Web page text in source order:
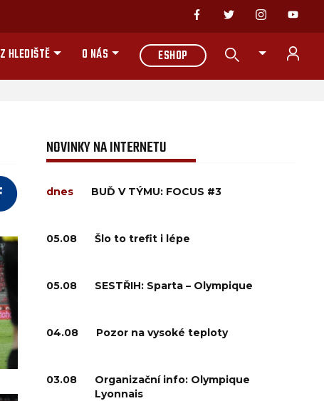
Z HLEDIŠTĚ O NÁS ESHOP
NOVINKY NA INTERNETU
dnes BUĎ V TÝMU: FOCUS #3
05.08 Šlo to trefit i lépe
05.08 SESTŘIH: Sparta – Olympique
04.08 Pozor na vysoké teploty
03.08
Organizační info: Olympique
Lyonnais